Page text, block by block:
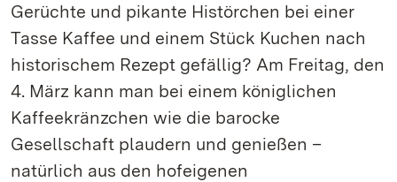
Gerüchte und pikante Histörchen bei einer
Tasse Kaffee und einem Stück Kuchen nach
historischem Rezept gefällig? Am Freitag, den
4. März kann man bei einem königlichen
Kaffeekränzchen wie die barocke
Gesellschaft plaudern und genießen –
natürlich aus den hofeigenen